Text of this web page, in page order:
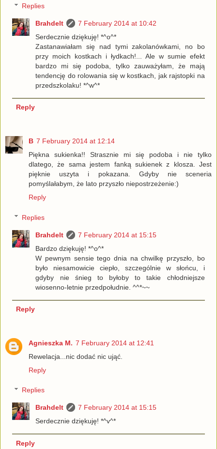
Replies
Brahdelt
7 February 2014 at 10:42
Serdecznie dziękuję! *^o^*
Zastanawiałam się nad tymi zakolanówkami, no bo
przy moich kostkach i łydkach!... Ale w sumie efekt
bardzo mi się podoba, tylko zauważyłam, że mają
tendencję do rolowania się w kostkach, jak rajstopki na
przedszkolaku! *^w^*
Reply
B 7 February 2014 at 12:14
Piękna sukienka!! Strasznie mi się podoba i nie tylko
dlatego, że sama jestem fanką sukienek z klosza. Jest
pięknie uszyta i pokazana. Gdyby nie sceneria
pomyślałabym, że lato przyszło niepostrzeżenie:)
Reply
Replies
Brahdelt
7 February 2014 at 15:15
Bardzo dziękuję! *^o^*
W pewnym sensie tego dnia na chwilkę przyszło, bo
było niesamowicie ciepło, szczególnie w słońcu, i
gdyby nie śnieg to byłoby to takie chłodniejsze
wiosenno-letnie przedpołudnie. ^^*~~
Reply
Agnieszka M. 7 February 2014 at 12:41
Rewelacja...nic dodać nic ująć.
Reply
Replies
Brahdelt
7 February 2014 at 15:15
Serdecznie dziękuję! *^v^*
Reply